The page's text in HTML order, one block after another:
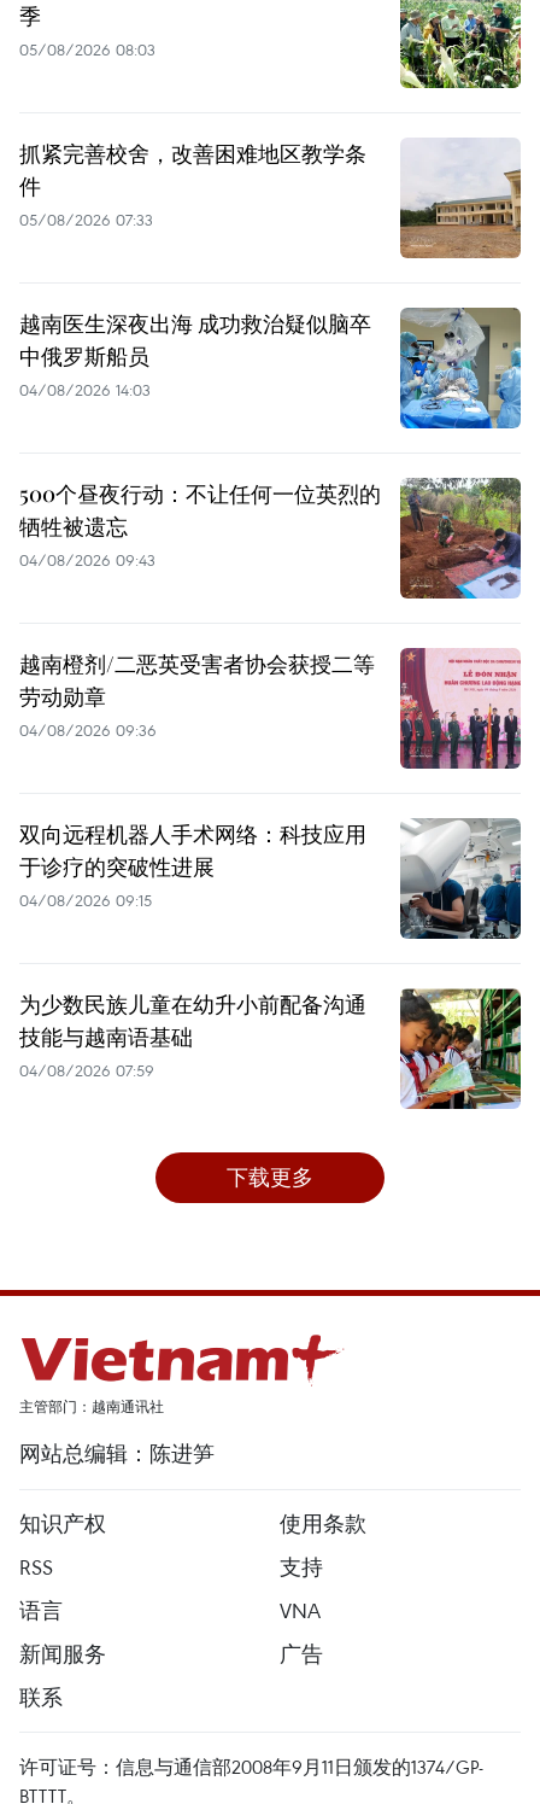
季
05/08/2026 08:03
抓紧完善校舍，改善困难地区教学条
件
05/08/2026 07:33
越南医生深夜出海 成功救治疑似脑卒
中俄罗斯船员
04/08/2026 14:03
500个昼夜行动：不让任何一位英烈的
牺牲被遗忘
04/08/2026 09:43
越南橙剂/二恶英受害者协会获授二等
劳动勋章
04/08/2026 09:36
双向远程机器人手术网络：科技应用
于诊疗的突破性进展
04/08/2026 09:15
为少数民族儿童在幼升小前配备沟通
技能与越南语基础
04/08/2026 07:59
下载更多
主管部门：越南通讯社
网站总编辑：陈进笋
知识产权
使用条款
RSS
支持
语言
VNA
新闻服务
广告
联系
许可证号：信息与通信部2008年9月11日颁发的1374/GP-
BTTTT。